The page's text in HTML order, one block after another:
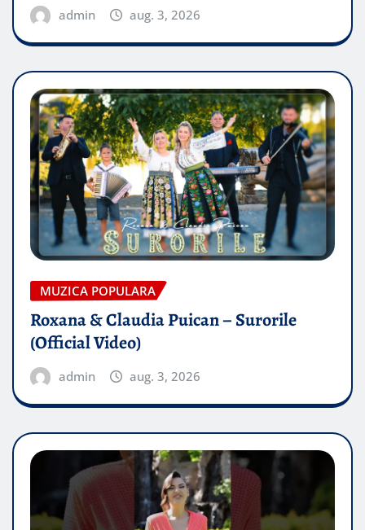
admin aug. 3, 2026
MUZICA POPULARA
Roxana & Claudia Puican – Surorile
(Official Video)
admin aug. 3, 2026